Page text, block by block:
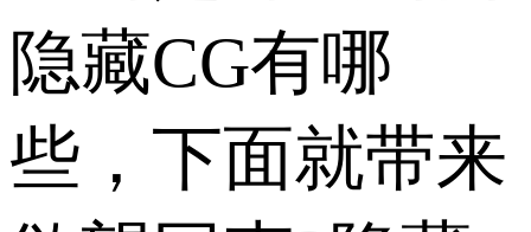
隐藏CG有哪
些，下面就带来